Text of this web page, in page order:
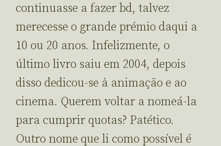
continuasse a fazer bd, talvez
merecesse o grande prémio daqui a
10 ou 20 anos. Infelizmente, o
último livro saiu em 2004, depois
disso dedicou-se à animação e ao
cinema. Querem voltar a nomeá-la
para cumprir quotas? Patético.
Outro nome que li como possível é